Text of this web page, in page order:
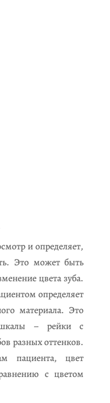
и определяет,
Это может быть
цвета зуба.
определяет
материала. Это
– рейки с
разных оттенков.
пациента, цвет
с цветом